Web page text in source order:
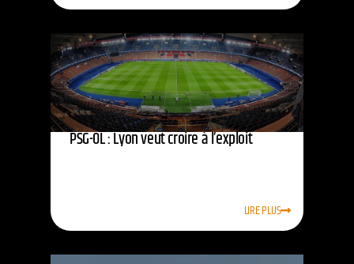
PSG-OL : Lyon veut croire à l’exploit
LIRE PLUS